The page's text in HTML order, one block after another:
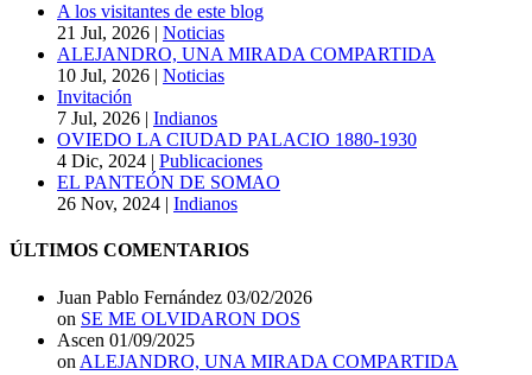
A los visitantes de este blog
21 Jul, 2026 | Noticias
ALEJANDRO, UNA MIRADA COMPARTIDA
10 Jul, 2026 | Noticias
Invitación
7 Jul, 2026 | Indianos
OVIEDO LA CIUDAD PALACIO 1880-1930
4 Dic, 2024 | Publicaciones
EL PANTEÓN DE SOMAO
26 Nov, 2024 | Indianos
ÚLTIMOS COMENTARIOS
Juan Pablo Fernández 03/02/2026
on SE ME OLVIDARON DOS
Ascen 01/09/2025
on ALEJANDRO, UNA MIRADA COMPARTIDA